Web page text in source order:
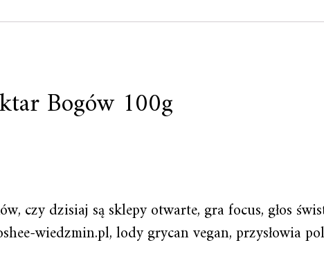
Bogów 100g
czy dzisiaj są sklepy otwarte, gra focus, głos
wiedzmin.pl, lody grycan vegan, przysłowia